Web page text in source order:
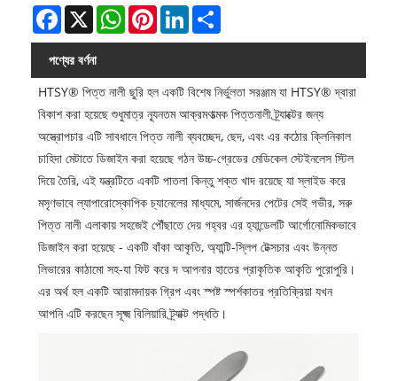
Facebook
X WhatsAppPinterestLinkedIn
পণ্যের বর্ণনা
HTSY® পিত্ত নালী ছুরি হল একটি বিশেষ নির্ভুলতা সরঞ্জাম যা HTSY® দ্বারা
বিকাশ করা হয়েছে শুধুমাত্র ন্যূনতম আক্রমণাত্মক পিত্তনালী ট্র্যাক্টের জন্য
অস্ত্রোপচার এটি সাবধানে পিত্ত নালী ব্যবচ্ছেদ, ছেদ, এবং এর কঠোর ক্লিনিকাল
চাহিদা মেটাতে ডিজাইন করা হয়েছে গঠন উচ্চ-গ্রেডের মেডিকেল স্টেইনলেস স্টিল
দিয়ে তৈরি, এই যন্ত্রটিতে একটি পাতলা কিন্তু শক্ত খাদ রয়েছে যা স্লাইড করে
মসৃণভাবে ল্যাপারোস্কোপিক চ্যানেলের মাধ্যমে, সার্জনদের পেটের সেই গভীর, সরু
পিত্ত নালী এলাকায় সহজেই পৌঁছাতে দেয় গহ্বর এর হ্যান্ডেলটি আর্গোনোমিকভাবে
ডিজাইন করা হয়েছে - একটি বাঁকা আকৃতি, অ্যান্টি-স্লিপ টেক্সচার এবং উন্নত
লিভারের কাঠামো সহ-যা ফিট করে দ আপনার হাতের প্রাকৃতিক আকৃতি পুরোপুরি।
এর অর্থ হল একটি আরামদায়ক গ্রিপ এবং স্পষ্ট স্পর্শকাতর প্রতিক্রিয়া যখন
আপনি এটি করছেন সূক্ষ্ম বিলিয়ারি ট্র্যাক্ট পদ্ধতি।